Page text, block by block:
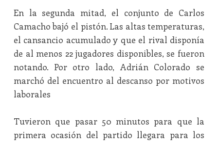
En la segunda mitad, el conjunto de Carlos
Camacho bajó el pistón. Las altas temperaturas,
el cansancio acumulado y que el rival disponía
de al menos 22 jugadores disponibles, se fueron
notando. Por otro lado, Adrián Colorado se
marchó del encuentro al descanso por motivos
laborales
Tuvieron que pasar 50 minutos para que la
primera ocasión del partido llegara para los